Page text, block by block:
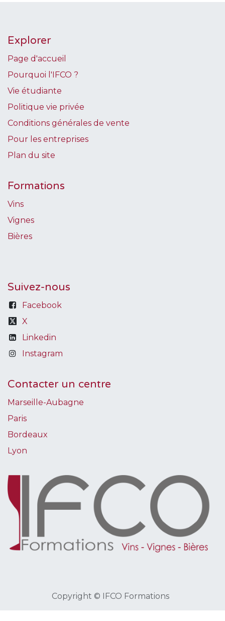
Explorer
Page d'accueil
Pourquoi l'IFCO ?
Vie étudiante
Politique vie privée
Conditions générales de vente
Pour les entreprises
Plan du site
Formations
Vins
Vignes
Bières
Suivez-nous
Facebook
X
Linkedin
Instagram
Contacter un centre
Marseille-Aubagne
Paris
Bordeaux
Lyon
Copyright © IFCO Formations